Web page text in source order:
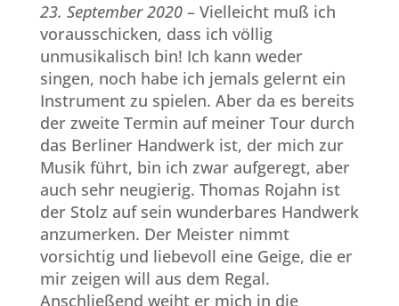
23. September 2020– Vielleicht muß ich
vorausschicken, dass ich völlig
unmusikalisch bin! Ich kann weder
singen, noch habe ich jemals gelernt ein
Instrument zu spielen. Aber da es bereits
der zweite Termin auf meiner Tour durch
das Berliner Handwerk ist, der mich zur
Musik führt, bin ich zwar aufgeregt, aber
auch sehr neugierig. Thomas Rojahn ist
der Stolz auf sein wunderbares Handwerk
anzumerken. Der Meister nimmt
vorsichtig und liebevoll eine Geige, die er
mir zeigen will aus dem Regal.
Anschließend weiht er mich in die